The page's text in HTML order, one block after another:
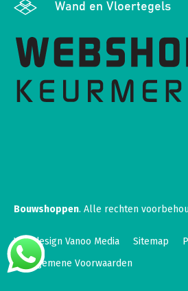
Wand en Vloertegels
Bouwshoppen. Alle rechten
Webdesign Vanoo Media Sitemap
Algemene Voorwaarden